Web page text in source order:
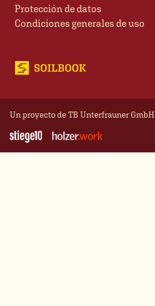
Protección de datos
Condiciones generales de uso
Un proyecto deTB Unterfrauner GmbH